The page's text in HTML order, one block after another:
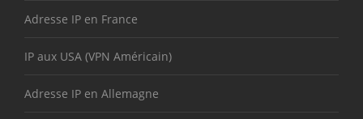
Adresse IP en France
IP aux USA (VPN Américain)
Adresse IP en Allemagne